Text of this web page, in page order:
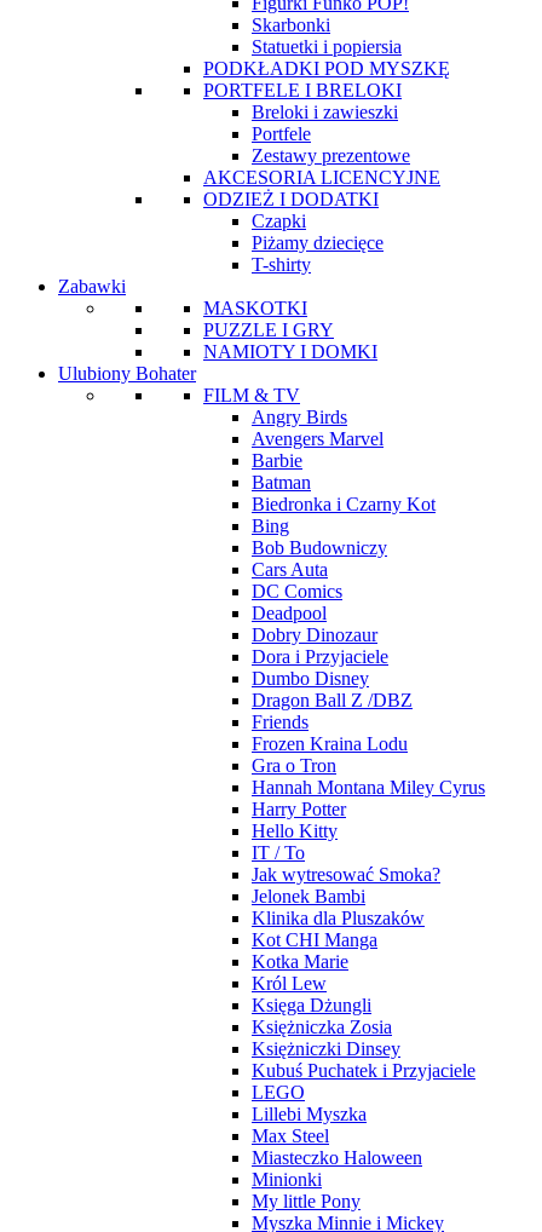
Skarbonki
Statuetki i popiersia
PODKŁADKI POD MYSZKĘ
PORTFELE I BRELOKI
Breloki i zawieszki
Portfele
Zestawy prezentowe
AKCESORIA LICENCYJNE
ODZIEŻ I DODATKI
Czapki
Piżamy dziecięce
T-shirty
Zabawki
MASKOTKI
PUZZLE I GRY
NAMIOTY I DOMKI
Ulubiony Bohater
FILM & TV
Angry Birds
Avengers Marvel
Barbie
Batman
Biedronka i Czarny Kot
Bing
Bob Budowniczy
Cars Auta
DC Comics
Deadpool
Dobry Dinozaur
Dora i Przyjaciele
Dumbo Disney
Dragon Ball Z /DBZ
Friends
Frozen Kraina Lodu
Gra o Tron
Hannah Montana Miley Cyrus
Harry Potter
Hello Kitty
IT / To
Jak wytresować Smoka?
Jelonek Bambi
Klinika dla Pluszaków
Kot CHI Manga
Kotka Marie
Król Lew
Księga Dżungli
Księżniczka Zosia
Księżniczki Dinsey
Kubuś Puchatek i Przyjaciele
LEGO
Lillebi Myszka
Max Steel
Miasteczko Haloween
Minionki
My little Pony
Myszka Minnie i Mickey